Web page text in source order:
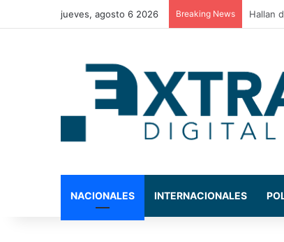
jueves, agosto 6 2026 Breaking News Policía
NACIONALES INTERNACIONALES